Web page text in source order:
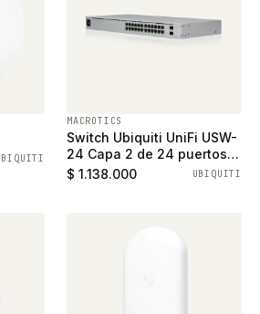
MACROTICS
Switch Ubiquiti UniFi USW-
24 Capa 2 de 24 puertos
ethernet gigabit y 2
$ 1.138.000 UBIQUITI